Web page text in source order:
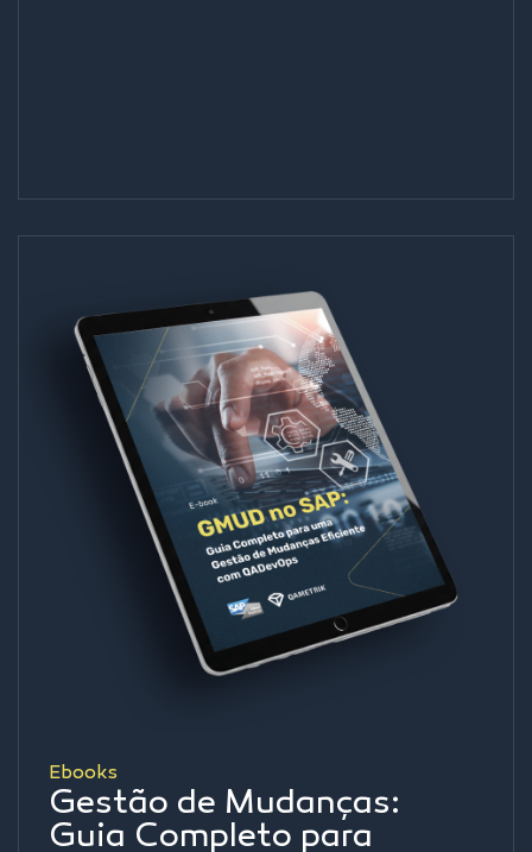
Ebooks
Gestão de Mudanças:
Guia Completo para